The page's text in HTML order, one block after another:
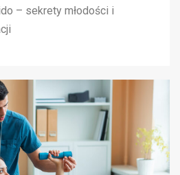
– sekrety młodości i